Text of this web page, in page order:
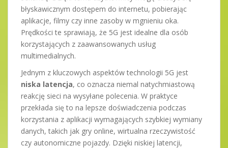
błyskawicznym dostępem do internetu, pobierając
aplikacje, filmy czy inne zasoby w mgnieniu oka.
Prędkości te sprawiają, że 5G jest idealne dla osób
korzystających z zaawansowanych usług
multimedialnych.
Jednym z kluczowych aspektów technologii 5G jest
niska latencja, co oznacza niemal natychmiastową
reakcję sieci na wysyłane polecenia. W praktyce
przekłada się to na lepsze doświadczenia podczas
korzystania z aplikacji wymagających szybkiej wymiany
danych, takich jak gry online, wirtualna rzeczywistość
czy autonomiczne pojazdy. Dzięki niskiej latencji,